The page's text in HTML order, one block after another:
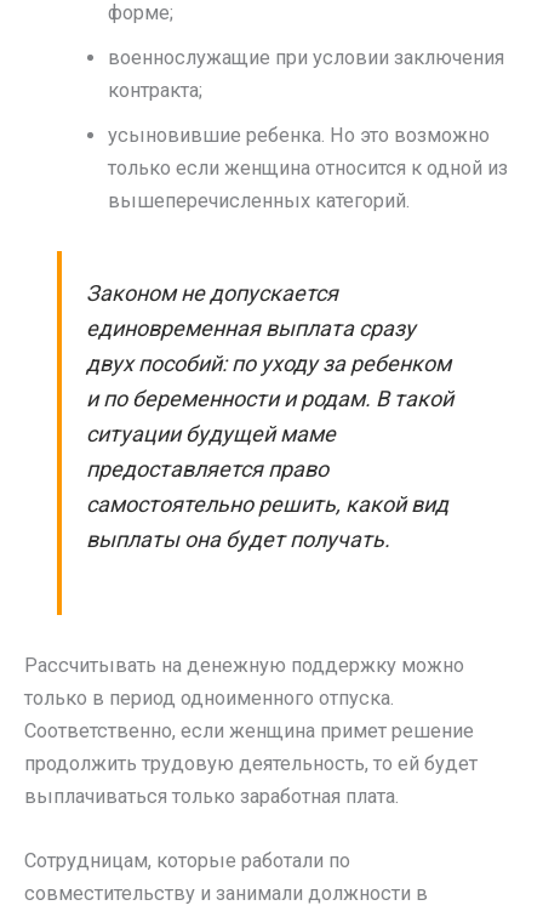
форме;
военнослужащие при условии заключения
контракта;
усыновившие ребенка. Но это возможно
только если женщина относится к одной из
вышеперечисленных категорий.
Законом не допускается
единовременная выплата сразу
двух пособий: по уходу за ребенком
и по беременности и родам. В такой
ситуации будущей маме
предоставляется право
самостоятельно решить, какой вид
выплаты она будет получать.
Рассчитывать на денежную поддержку можно
только в период одноименного отпуска.
Соответственно, если женщина примет решение
продолжить трудовую деятельность, то ей будет
выплачиваться только заработная плата.
Сотрудницам, которые работали по
совместительству и занимали должности в